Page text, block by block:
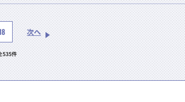
次へ
535件